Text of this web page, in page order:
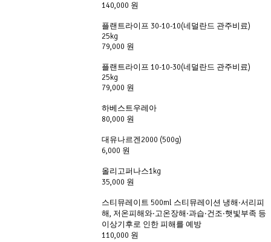
140,000 원
플랜트라이프 30-10-10(네덜란드 관주비료)
25kg
79,000 원
플랜트라이프 10-10-30(네덜란드 관주비료)
25kg
79,000 원
하베스트우레아
80,000 원
대유나르겐2000 (500g)
6,000 원
올리고퍼나스1kg
35,000 원
스티뮤레이트 500ml 스티뮤레이션 냉해·서리피
해, 저온피해와·고온장해·과습·건조·햇빛부족 등
이상기후로 인한 피해를 예방
110,000 원